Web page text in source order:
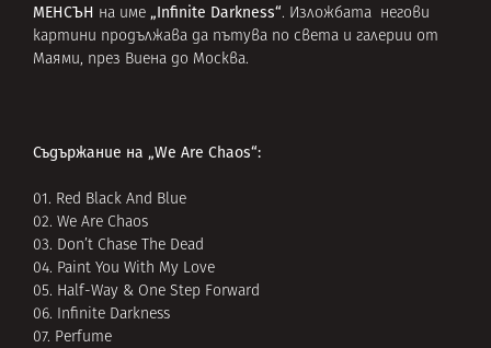
МЕНСЪН на име „Infinite Darkness“. Изложбата негови
картини продължава да пътува по света и галерии от
Маями, през Виена до Москва.
Съдържание на „We Are Chaos“:
01. Red Black And Blue
02. We Are Chaos
03. Don’t Chase The Dead
04. Paint You With My Love
05. Half-Way & One Step Forward
06. Infinite Darkness
07. Perfume